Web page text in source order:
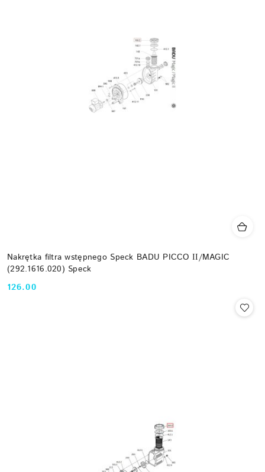
Nakrętka filtra wstępnego Speck BADU PICCO ІІ/MAGIC
(292.1616.020) Speck
Cena:
126.00